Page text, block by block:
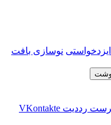
نوسازی بافت
‫رددیت ‫VKontakte